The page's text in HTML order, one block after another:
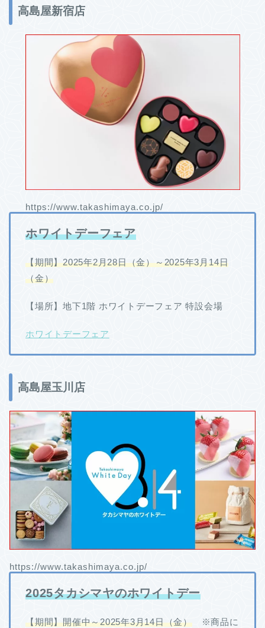
高島屋新宿店
https://www.takashimaya.co.jp/
ホワイトデーフェア
【期間】2025年2月28日（金）～2025年3月14日
（金）
【場所】地下1階 ホワイトデーフェア 特設会場
ホワイトデーフェア
高島屋玉川店
https://www.takashimaya.co.jp/
2025タカシマヤのホワイトデー
【期間】開催中～2025年3月14日（金）※商品に